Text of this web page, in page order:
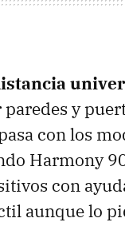
y
con los
Harmony
con
aunque lo